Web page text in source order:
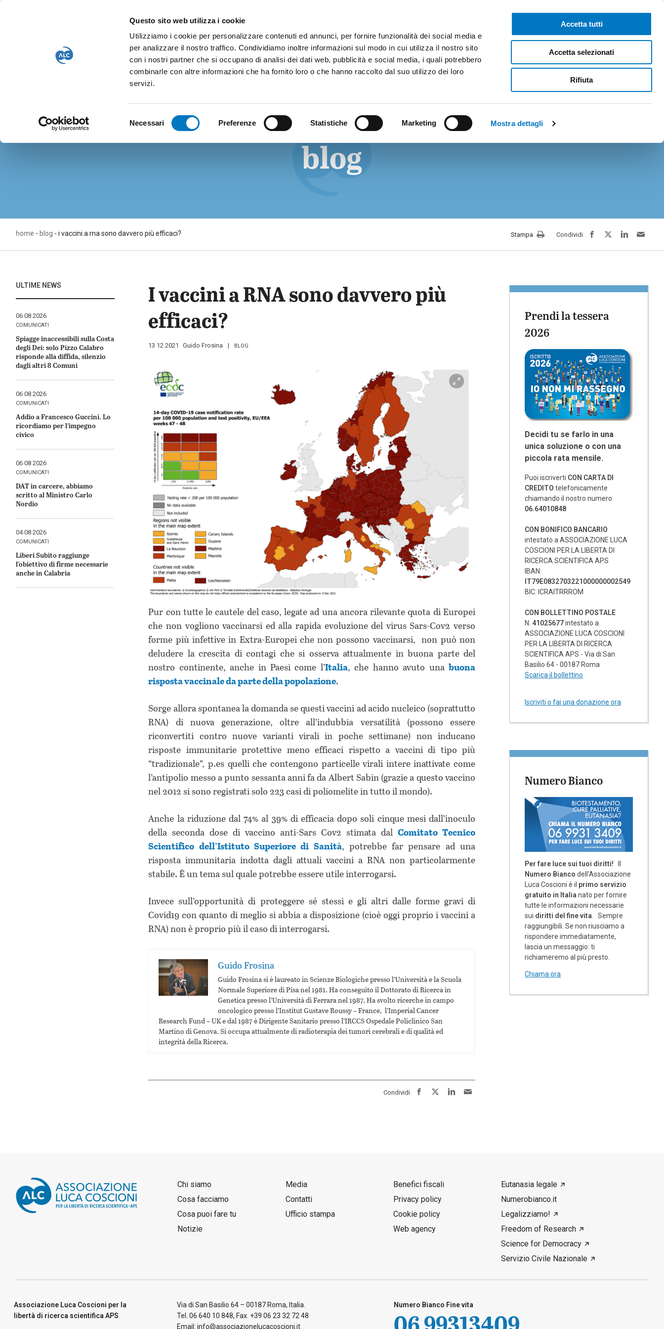
Questo sito web utilizza i cookie
Utilizziamo i cookie per personalizzare contenuti ed annunci, per fornire funzionalità dei social media e
per analizzare il nostro traffico. Condividiamo inoltre informazioni sul modo in cui utilizza il nostro sito
con i nostri partner che si occupano di analisi dei dati web, pubblicità e social media, i quali potrebbero
combinarle con altre informazioni che ha fornito loro o che hanno raccolto dal suo utilizzo dei loro
servizi.
del
Necessari Preferenze Statistiche Marketing Mostra dettagli
Accetta tutti
Accetta selezionati
Rifiuta
dimensione
Ufficio Stampa Contatti Area riservata
dell’Associazione
Coscioni
CHI SIAMO COSA FACCIAMO COSA PUOI FARE TU NOTIZIE Cerca nel sito SOSTIENICI +
blog
home - blog - i vaccini a rna sono davvero più efficaci? Stampa Condividi facebook
twitter LinkedIn
I vaccini a RNA sono davvero più
efficaci?
Pubblicato
13 12 2021 da
Guido Frosina BLOG
Pur con tutte le cautele del caso, legate ad una ancora rilevante quota di Europei
che non vogliono vaccinarsi ed alla rapida evoluzione del virus Sars-Cov2 verso
forme più infettive in Extra-Europei che non possono vaccinarsi, non può non
deludere la crescita di contagi che si osserva attualmente in buona parte del
nostro continente, anche in Paesi come l’Italia, che hanno avuto unabuona
risposta vaccinale da parte della popolazione.
Sorge allora spontanea la domanda se questi vaccini ad acido nucleico (soprattutto
RNA) di nuova generazione, oltre all’indubbia versatilità (possono essere
riconvertiti contro nuove varianti virali in poche settimane) non inducano
risposte immunitarie protettive meno efficaci rispetto a vaccini di tipo più
“tradizionale”, p.es quelli che contengono particelle virali intere inattivate come
l’antipolio messo a punto sessanta anni fa da Albert Sabin (grazie a questo vaccino
nel 2012 si sono registrati solo 223 casi di poliomelite in tutto il mondo).
Anche la riduzione dal 74% al 39% di efficacia dopo soli cinque mesi dall’inoculo
della seconda dose di vaccino anti-Sars Cov2 stimata dalComitato Tecnico
Scientifico dell’Istituto Superiore di Sanità, potrebbe far pensare ad una
risposta immunitaria indotta dagli attuali vaccini a RNA non particolarmente
stabile. È un tema sul quale potrebbe essere utile interrogarsi.
Invece sull’opportunità di proteggere sé stessi e gli altri dalle forme gravi di
Covid19 con quanto di meglio si abbia a disposizione (cioè oggi proprio i vaccini a
RNA) non è proprio più il caso di interrogarsi.
Guido Frosina
Guido Frosina si è laureato in Scienze Biologiche presso l’Università e la Scuola
Normale Superiore di Pisa nel 1981. Ha conseguito il Dottorato di Ricerca in
Genetica presso l’Università di Ferrara nel 1987. Ha svolto ricerche in campo
oncologico presso l’Institut Gustave Roussy – France, l’Imperial Cancer
Research Fund – UK e dal 1987 è Dirigente Sanitario presso l’IRCCS Ospedale Policlinico San
Martino di Genova. Si occupa attualmente di radioterapia dei tumori cerebrali e di qualità ed
integrità della Ricerca.
Condividi facebook
twitter LinkedIn
ULTIME NEWS
Pubblicato
il
06 08 2026
COMUNICATI
Spiagge inaccessibili sulla Costa
degli Dei: solo Pizzo Calabro
risponde alla diffida, silenzio
dagli altri 8 Comuni
Pubblicato
il
06 08 2026
COMUNICATI
Addio a Francesco Guccini. Lo
ricordiamo per l’impegno
civico
Pubblicato
il
06 08 2026
COMUNICATI
DAT in carcere, abbiamo
scritto al Ministro Carlo
Nordio
Pubblicato
il
04 08 2026
COMUNICATI
Liberi Subito raggiunge
l’obiettivo di firme necessarie
anche in Calabria
Prendi la tessera
2026
Decidi tu se farlo in una
unica soluzione o con una
piccola rata mensile.
Puoi iscriverti CON CARTA DI
CREDITO telefonicamente
chiamando il nostro numero
06.64010848
CON BONIFICO BANCARIO
intestato a ASSOCIAZIONE LUCA
COSCIONI PER LA LIBERTA DI
RICERCA SCIENTIFICA APS
IBAN:
IT79E0832703221000000002549
BIC: ICRAITRRROM
CON BOLLETTINO POSTALE
N. 41025677intestato a
ASSOCIAZIONE LUCA COSCIONI
PER LA LIBERTA DI RICERCA
SCIENTIFICA APS - Via di San
Basilio 64 - 00187 Roma
Scarica il bollettino
Iscriviti o fai una donazione ora
Numero Bianco
Per fare luce sui tuoi diritti! Il
Numero Bianco dell'Associazione
Luca Coscioni è il primo servizio
gratuito in Italia nato per fornire
tutte le informazioni necessarie
sui diritti del fine vita . Sempre
raggiungibili. Se non riusciamo a
rispondere immediatamente,
lascia un messaggio: ti
richiameremo al più presto.
Chiama ora
Chi siamo
Cosa facciamo
Cosa puoi fare tu
Notizie
Media
Contatti
Ufficio stampa
Benefici fiscali
Privacy policy
Cookie policy
Web agency
Eutanasia legale
Numerobianco.it
Legalizziamo!
Freedom of Research
Science for Democracy
Servizio Civile Nazionale
Associazione Luca Coscioni per la
libertà di ricerca scientifica APS
Via di San Basilio 64 – 00187 Roma, Italia.
Tel. 06 640 10 848, Fax. +39 06 23 32 72 48
Email: info@associazionelucacoscioni.it
Numero Bianco Fine vita